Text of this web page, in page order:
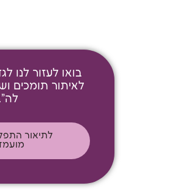
בואו לעזור לנו
לאיתור תומכים
לתיאור